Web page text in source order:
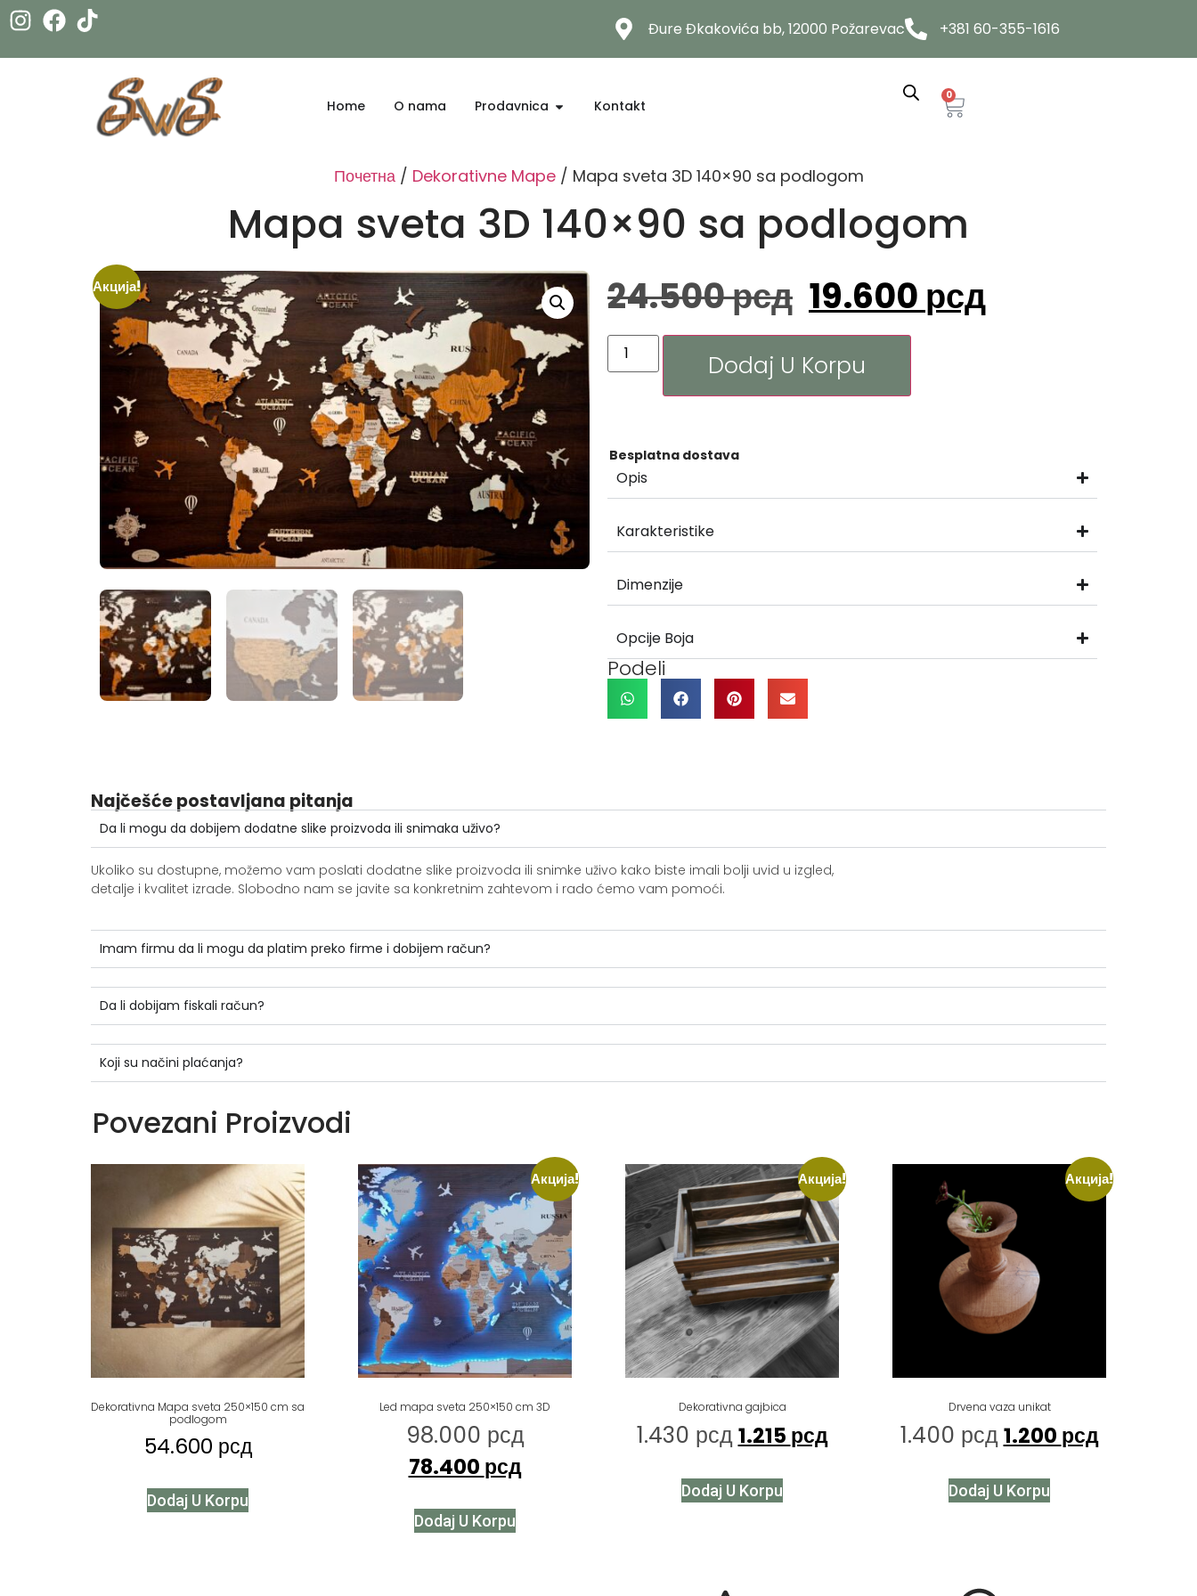
Đure Đkakovića bb, 12000 Požarevac +381 60-355-1616
Home O nama Prodavnica Kontakt
0
Почетна/ Dekorativne Mape/ Mapa sveta 3D 140×90 sa podlogom
Mapa sveta 3D 140×90 sa podlogom
Акција! 24.500рсд 19.600 рсд
Dodaj U Korpu
Besplatna dostava
Opis
Karakteristike
Dimenzije
Opcije Boja
Podeli
Najčešće postavljana pitanja
Da li mogu da dobijem dodatne slike proizvoda ili snimaka uživo?
Ukoliko su dostupne, možemo vam poslati dodatne slike proizvoda ili snimke uživo kako biste imali bolji uvid u izgled,
detalje i kvalitet izrade. Slobodno nam se javite sa konkretnim zahtevom i rado ćemo vam pomoći.
Imam firmu da li mogu da platim preko firme i dobijem račun?
Da li dobijam fiskali račun?
Koji su načini plaćanja?
Povezani Proizvodi
Dekorativna Mapa sveta 250×150 cm sa
podlogom
54.600 рсд
Dodaj U Korpu
Акција!
Led mapa sveta 250×150 cm 3D
98.000 рсд
78.400 рсд
Dodaj U Korpu
Акција!
Dekorativna gajbica
1.430 рсд 1.215 рсд
Dodaj U Korpu
Акција!
Drvena vaza unikat
1.400 рсд 1.200 рсд
Dodaj U Korpu